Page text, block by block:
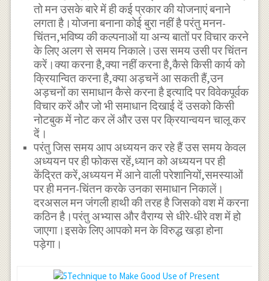
तो मन उसके बारे में ही कई प्रकार की योजनाएं बनाने
लगता है।योजना बनाना कोई बुरा नहीं है परंतु मनन-
चिंतन,भविष्य की कल्पनाओं या अन्य बातों पर विचार करने
के लिए अलग से समय निकाले।उस समय उसी पर चिंतन
करें।क्या करना है,क्या नहीं करना है,कैसे किसी कार्य को
क्रियान्वित करना है,क्या अड़चनें आ सकती हैं,उन
अड़चनों का समाधान कैसे करना है इत्यादि पर विवेकपूर्वक
विचार करें और जो भी समाधान दिखाई दें उसको किसी
नोटबुक में नोट कर लें और उस पर क्रियान्वयन चालू कर
दें।
परंतु जिस समय आप अध्ययन कर रहे हैं उस समय केवल
अध्ययन पर ही फोकस रहें,ध्यान को अध्ययन पर ही
केंद्रित करें,अध्ययन में आने वाली परेशानियों,समस्याओं
पर ही मनन-चिंतन करके उनका समाधान निकालें।
दरअसल मन जंगली हाथी की तरह है जिसको वश में करना
कठिन है।परंतु अभ्यास और वैराग्य से धीरे-धीरे वश में हो
जाएगा।इसके लिए आपको मन के विरुद्ध खड़ा होना
पड़ेगा।